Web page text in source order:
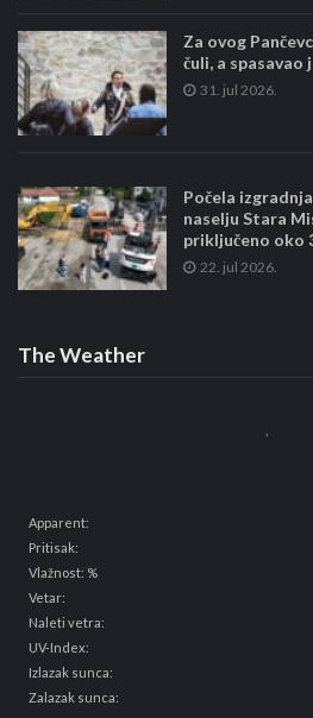
Za ovog
čuli, a spasavao
31. jul 2026.
Počela
naselju Stara
priključeno oko
22. jul 2026.
The Weather
Apparent:
Pritisak:
Vlažnost: %
Vetar:
Naleti vetra:
UV-Index:
Izlazak sunca:
Zalazak sunca: